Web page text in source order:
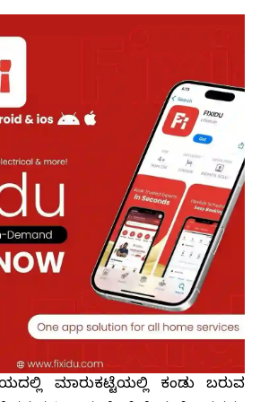
ಮಾರುಕಟ್ಟೆಯಲ್ಲಿ ಕಂಡು ಬರುವ